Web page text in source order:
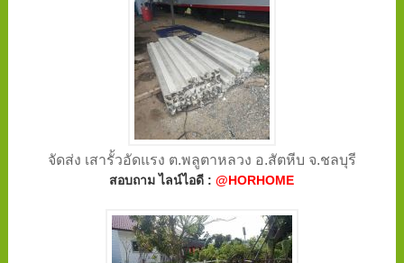
จัดส่ง เสารั้วอัดแรง ต.พลูตาหลวง อ.สัตหีบ จ.ชลบุรี
สอบถาม ไลน์ไอดี :@HORHOME